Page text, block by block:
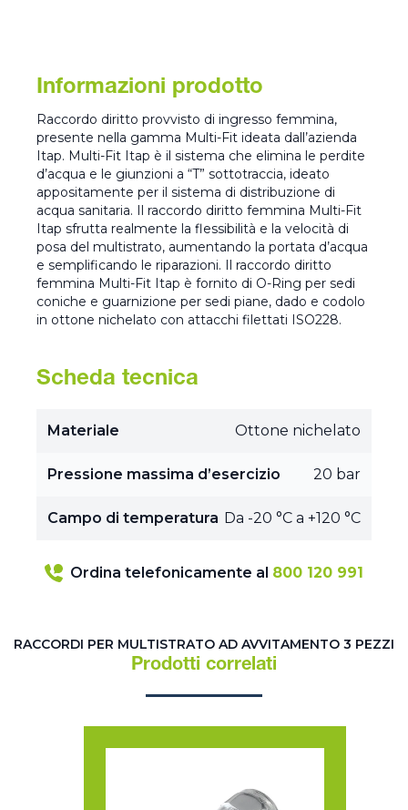
Informazioni prodotto
Raccordo diritto provvisto di ingresso femmina,
presente nella gamma Multi-Fit ideata dall’azienda
Itap. Multi-Fit Itap è il sistema che elimina le perdite
d’acqua e le giunzioni a “T” sottotraccia, ideato
appositamente per il sistema di distribuzione di
acqua sanitaria. Il raccordo diritto femmina Multi-Fit
Itap sfrutta realmente la flessibilità e la velocità di
posa del multistrato, aumentando la portata d’acqua
e semplificando le riparazioni. Il raccordo diritto
femmina Multi-Fit Itap è fornito di O-Ring per sedi
coniche e guarnizione per sedi piane, dado e codolo
in ottone nichelato con attacchi filettati ISO228.
Scheda tecnica
Materiale Ottone nichelato
Pressione massima d’esercizio 20 bar
Campo di temperatura Da -20 °C a +120 °C
Ordina telefonicamente al 800 120 991
RACCORDI PER MULTISTRATO AD AVVITAMENTO 3 PEZZI
Prodotti correlati